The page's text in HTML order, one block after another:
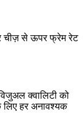
चीज़ से ऊपर फ्रेम रेट
क्वालिटी को
लिए हर अनावश्यक